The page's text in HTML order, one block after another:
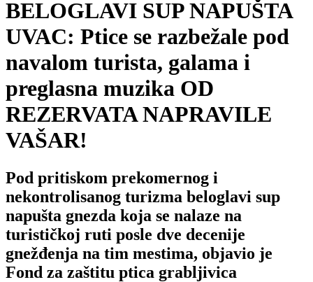
BELOGLAVI SUP NAPUŠTA
UVAC: Ptice se razbežale pod
navalom turista, galama i
preglasna muzika OD
REZERVATA NAPRAVILE
VAŠAR!
Pod pritiskom prekomernog i
nekontrolisanog turizma beloglavi sup
napušta gnezda koja se nalaze na
turističkoj ruti posle dve decenije
gnežđenja na tim mestima, objavio je
Fond za zaštitu ptica grabljivica